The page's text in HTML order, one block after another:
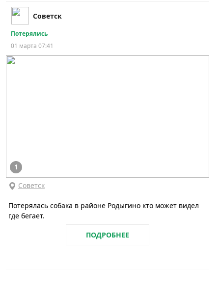
Советск
Потерялись
01 марта 07:41
1
Советск
Потерялась собака в районе Родыгино кто может видел
где бегает.
ПОДРОБНЕЕ